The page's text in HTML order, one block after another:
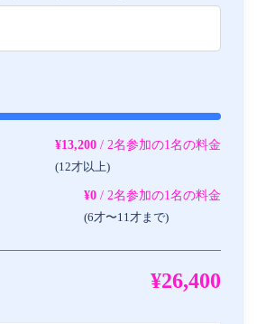
¥13,200 / 2名参加の1名の料金
(12才以上)
¥0 / 2名参加の1名の料金
(6才〜11才まで)
¥26,400